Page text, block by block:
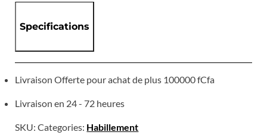
Specifications
Livraison Offerte pour achat de plus 100000 fCfa
Livraison en 24 - 72 heures
SKU:Categories: Habillement